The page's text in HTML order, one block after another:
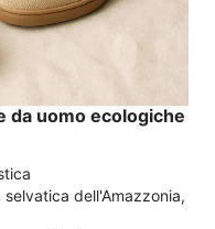
da uomo ecologiche
dell'Amazzonia,